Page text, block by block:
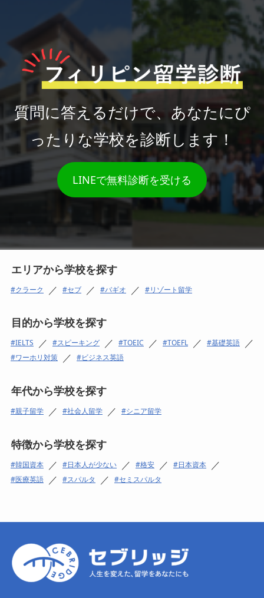
質問に答えるだけで、あなたにぴ
ったりな学校を診断します！
LINEで無料診断を受ける
エリアから学校を探す
クラーク ／ セブ ／ バギオ ／ リゾート留学
目的から学校を探す
IELTS ／ スピーキング ／ TOEIC ／ TOEFL ／ 基礎英語 ／
ワーホリ対策 ／ ビジネス英語
年代から学校を探す
親子留学 ／ 社会人留学 ／ シニア留学
特徴から学校を探す
韓国資本 ／ 日本人が少ない ／ 格安 ／ 日本資本 ／
医療英語 ／ スパルタ ／ セミスパルタ